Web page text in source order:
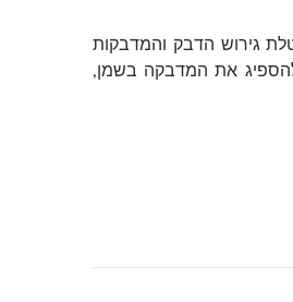
גירוש הדבק והמדבקות
את המדבקה בשמן,